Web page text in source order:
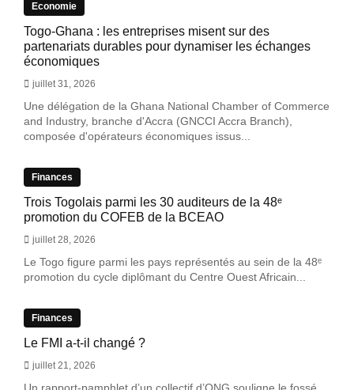
Economie
Togo-Ghana : les entreprises misent sur des
partenariats durables pour dynamiser les échanges
économiques
juillet 31, 2026
Une délégation de la Ghana National Chamber of Commerce
and Industry, branche d'Accra (GNCCI Accra Branch),
composée d'opérateurs économiques issus...
Finances
Trois Togolais parmi les 30 auditeurs de la 48ᵉ
promotion du COFEB de la BCEAO
juillet 28, 2026
Le Togo figure parmi les pays représentés au sein de la 48ᵉ
promotion du cycle diplômant du Centre Ouest Africain...
Finances
Le FMI a-t-il changé ?
juillet 21, 2026